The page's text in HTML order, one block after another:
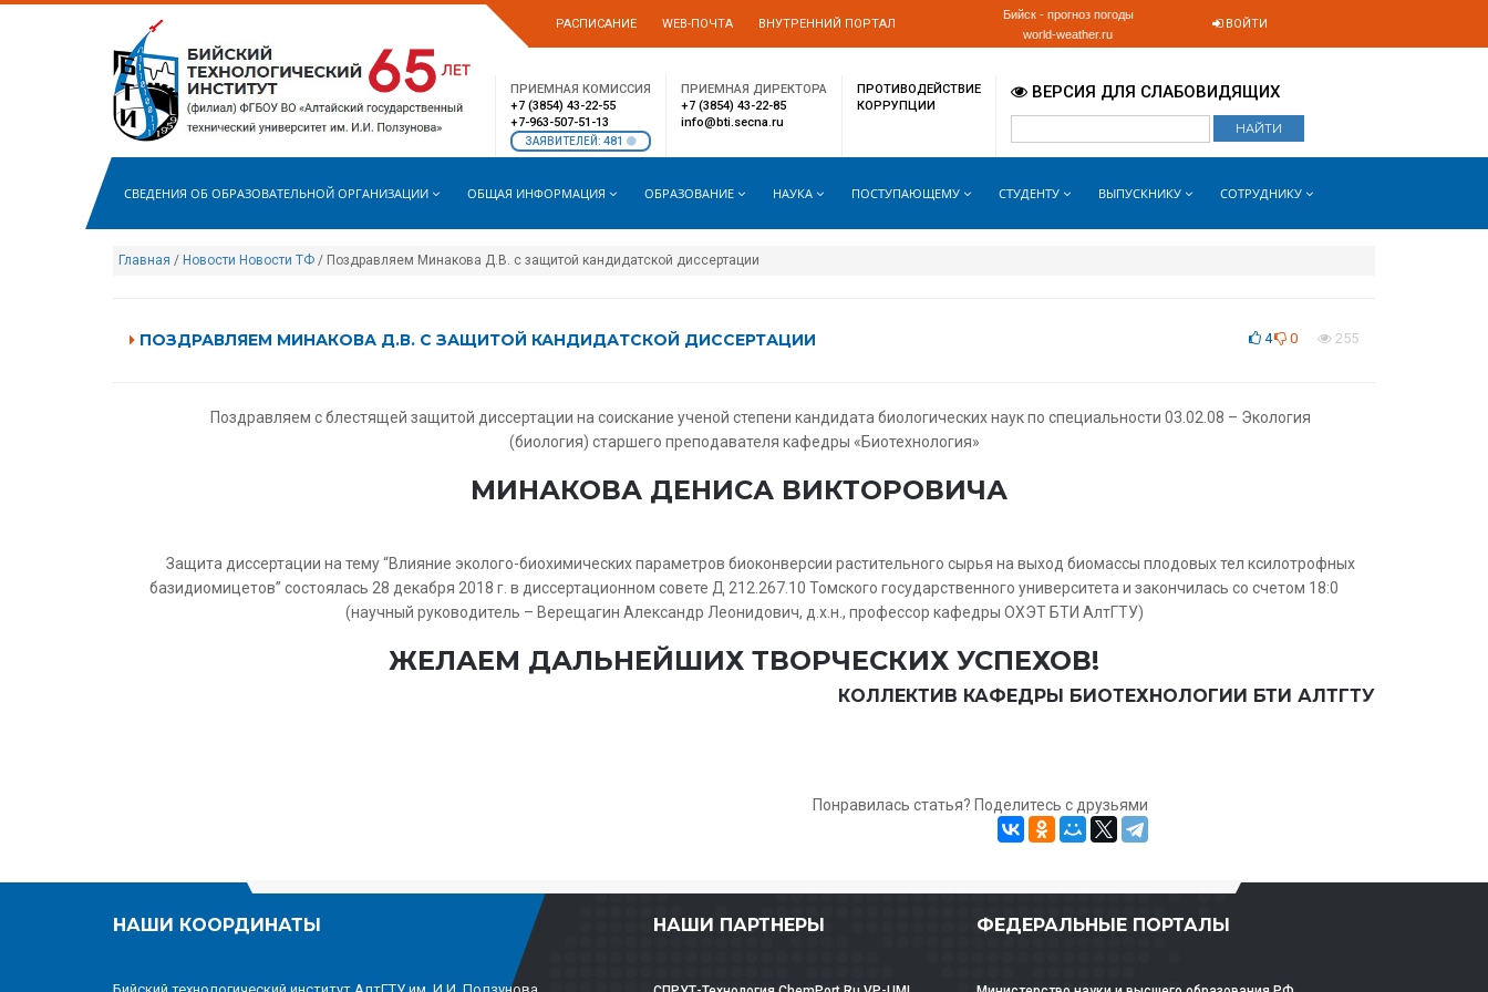
РАСПИСАНИЕ WEB-ПОЧТА ВНУТРЕННИЙ ПОРТАЛ
Бийск - прогноз погоды
world-weather.ru
ВОЙТИ
ПРИЕМНАЯ КОМИССИЯ
+7 (3854) 43-22-55
+7-963-507-51-13
ЗАЯВИТЕЛЕЙ: 481
ПРИЕМНАЯ ДИРЕКТОРА
+7 (3854) 43-22-85
info@bti.secna.ru
ПРОТИВОДЕЙСТВИЕ
КОРРУПЦИИ
ВЕРСИЯ ДЛЯ СЛАБОВИДЯЩИХ
СВЕДЕНИЯ ОБ ОБРАЗОВАТЕЛЬНОЙ ОРГАНИЗАЦИИ ОБЩАЯ ИНФОРМАЦИЯ ОБРАЗОВАНИЕ НАУКА ПОСТУПАЮЩЕМУ СТУДЕНТУ ВЫПУСКНИКУ СОТРУДНИКУ
Главная / Новости Новости ТФ / Поздравляем Минакова Д.В. с защитой кандидатской диссертации
ПОЗДРАВЛЯЕМ МИНАКОВА Д.В. С ЗАЩИТОЙ КАНДИДАТСКОЙ ДИССЕРТАЦИИ 4 0 255
Поздравляем с блестящей защитой диссертации на соискание ученой степени кандидата биологических наук по специальности 03.02.08 – Экология
(биология) старшего преподавателя кафедры «Биотехнология»
МИНАКОВА ДЕНИСА ВИКТОРОВИЧА
Защита диссертации на тему “Влияние эколого-биохимических параметров биоконверсии растительного сырья на выход биомассы плодовых тел ксилотрофных
базидиомицетов” состоялась 28 декабря 2018 г. в диссертационном совете Д 212.267.10 Томского государственного университета и закончилась со счетом 18:0
(научный руководитель – Верещагин Александр Леонидович, д.х.н., профессор кафедры ОХЭТ БТИ АлтГТУ)
ЖЕЛАЕМ ДАЛЬНЕЙШИХ ТВОРЧЕСКИХ УСПЕХОВ!
КОЛЛЕКТИВ КАФЕДРЫ БИОТЕХНОЛОГИИ БТИ АЛТГТУ
Понравилась статья? Поделитесь с друзьями
НАШИ КООРДИНАТЫ НАШИ ПАРТНЕРЫ ФЕДЕРАЛЬНЫЕ ПОРТАЛЫ